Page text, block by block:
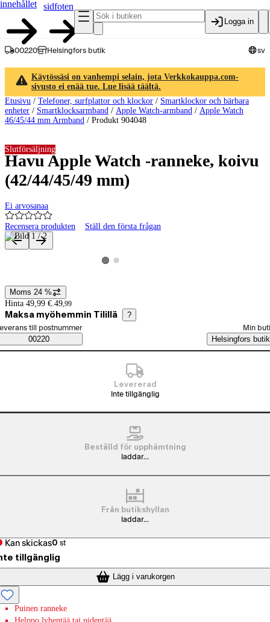
innehållet
sidfoten
Logga in
00220 Helsingfors butik sv
Käytössäsi on vanhempi selain, jota Verkkokauppa.com-
sivusto ei enää tue. Lue lisää täältä.
Etusivu / Telefoner, surfplattor och klockor / Smartklockor och bärbara
enheter / Smartklocksarmband / Apple Watch-armband / Apple Watch
46/45/44 mm Armband / Produkt 904048
Havu Apple Watch -ranneke, koivu
(42/44/45/49 mm)
Ei arvosanaa
Recensera produkten Ställ den första frågan
Slutförsäljning
Produktbilder och videor
Visa produktbild 1
Visa produktbild 2
Prisinformation
Moms 24 %
Hinta 49,99 €. 49,99
Maksa myöhemmin Tilillä ?
Saatavuustiedot
beställningssätt
till postnummer
00220
Min
Helsingfors butik
Levererad
Inte tillgänglig
Beställd för upphämtning
laddar...
Från butikshyllan
laddar...
Kan skickas0 st
tillgänglig
Lägg i varukorgen
Puinen ranneke